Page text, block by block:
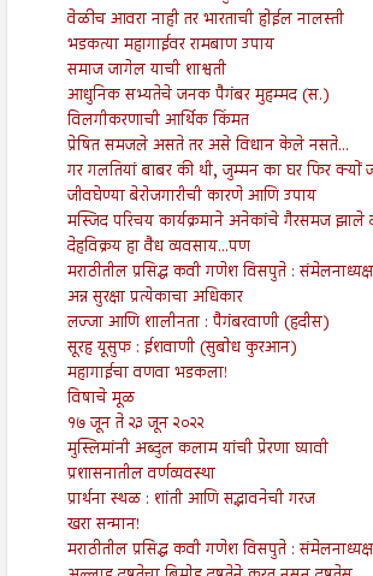
वेळीच आवरा नाही तर भारताची होईल नालस्ती
भडकत्या महागाईवर रामबाण उपाय
समाज जागेल याची शाश्वती
आधुनिक सभ्यतेचे जनक पैगंबर मुहम्मद (स.)
विलगीकरणाची आर्थिक किंमत
प्रेषित समजले असते तर असे विधान केले नसते...
गर गलतियां बाबर की थी, जुम्मन का घर फिर क्यों
जीवघेण्या बेरोजगारीची कारणे आणि उपाय
मस्जिद परिचय कार्यक्रमाने अनेकांचे गैरसमज झाले
देहविक्रय हा वैध व्यवसाय...पण
मराठीतील प्रसिद्ध कवी गणेश विसपुते :
अन्न सुरक्षा प्रत्येकाचा अधिकार
लज्जा आणि शालीनता : पैगंबरवाणी (हदीस)
सूरह यूसुफ : ईशवाणी (सुबोध कुरआन)
महागाईचा वणवा भडकला!
विषाचे मूळ
१७ जून ते २३ जून २०२२
मुस्लिमांनी अब्दुल कलाम यांची प्रेरणा घ्यावी
प्रशासनातील वर्णव्यवस्था
प्रार्थना स्थळ : शांती आणि सद्भावनेची गरज
खरा सन्मान!
मराठीतील प्रसिद्ध कवी गणेश विसपुते :